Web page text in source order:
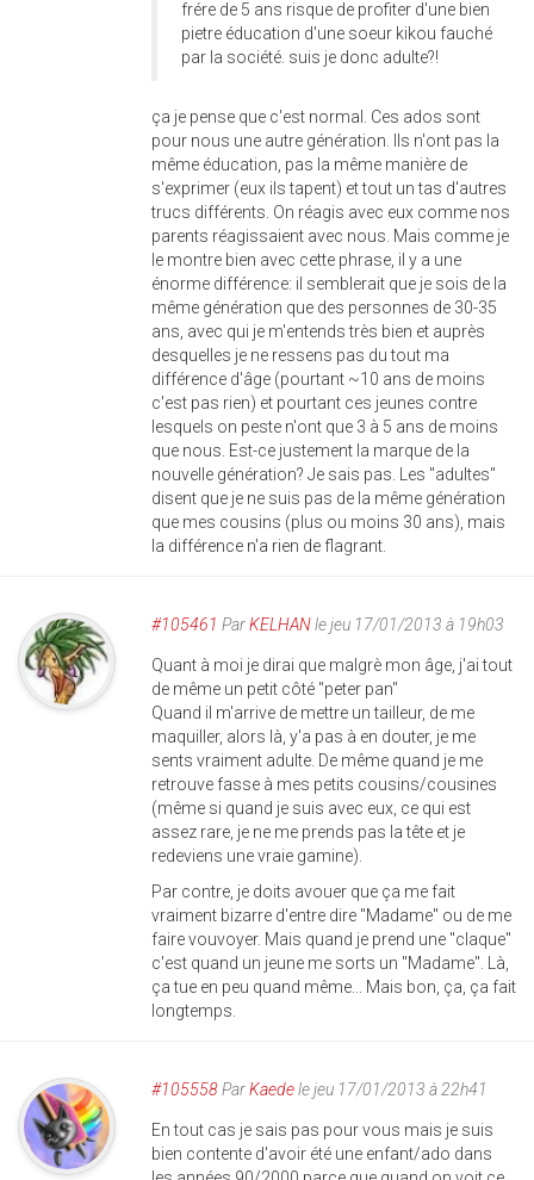
frére de 5 ans risque de profiter d'une bien
pietre éducation d'une soeur kikou fauché
par la société. suis je donc adulte?!
ça je pense que c'est normal. Ces ados sont
pour nous une autre génération. Ils n'ont pas la
même éducation, pas la même manière de
s'exprimer (eux ils tapent) et tout un tas d'autres
trucs différents. On réagis avec eux comme nos
parents réagissaient avec nous. Mais comme je
le montre bien avec cette phrase, il y a une
énorme différence: il semblerait que je sois de la
même génération que des personnes de 30-35
ans, avec qui je m'entends très bien et auprès
desquelles je ne ressens pas du tout ma
différence d'âge (pourtant ~10 ans de moins
c'est pas rien) et pourtant ces jeunes contre
lesquels on peste n'ont que 3 à 5 ans de moins
que nous. Est-ce justement la marque de la
nouvelle génération? Je sais pas. Les "adultes"
disent que je ne suis pas de la même génération
que mes cousins (plus ou moins 30 ans), mais
la différence n'a rien de flagrant.
#105461 ParKELHANle jeu 17/01/2013 à 19h03
Quant à moi je dirai que malgrè mon âge, j'ai tout
de même un petit côté "peter pan"
Quand il m'arrive de mettre un tailleur, de me
maquiller, alors là, y'a pas à en douter, je me
sents vraiment adulte. De même quand je me
retrouve fasse à mes petits cousins/cousines
(même si quand je suis avec eux, ce qui est
assez rare, je ne me prends pas la tête et je
redeviens une vraie gamine).
Par contre, je doits avouer que ça me fait
vraiment bizarre d'entre dire "Madame" ou de me
faire vouvoyer. Mais quand je prend une "claque"
c'est quand un jeune me sorts un "Madame". Là,
ça tue en peu quand même... Mais bon, ça, ça fait
longtemps.
#105558ParKaedele jeu 17/01/2013 à 22h41
En tout cas je sais pas pour vous mais je suis
bien contente d'avoir été une enfant/ado dans